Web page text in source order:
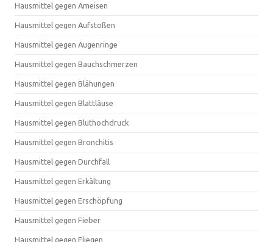
Hausmittel gegen Ameisen
Hausmittel gegen Aufstoßen
Hausmittel gegen Augenringe
Hausmittel gegen Bauchschmerzen
Hausmittel gegen Blähungen
Hausmittel gegen Blattläuse
Hausmittel gegen Bluthochdruck
Hausmittel gegen Bronchitis
Hausmittel gegen Durchfall
Hausmittel gegen Erkältung
Hausmittel gegen Erschöpfung
Hausmittel gegen Fieber
Hausmittel gegen Fliegen